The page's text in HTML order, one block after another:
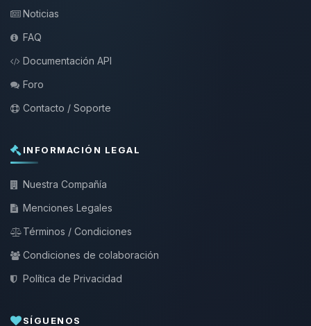
Noticias
FAQ
Documentación API
Foro
Contacto / Soporte
INFORMACIÓN LEGAL
Nuestra Compañía
Menciones Legales
Términos / Condiciones
Condiciones de colaboración
Política de Privacidad
SÍGUENOS